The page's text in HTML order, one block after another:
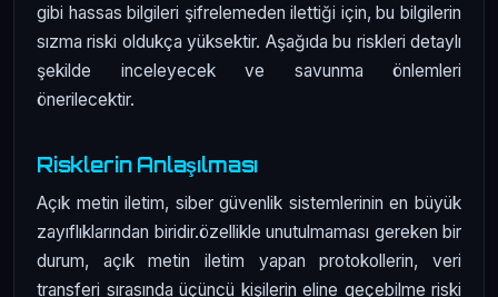
gibi hassas bilgileri şifrelemeden ilettiği için, bu bilgilerin
sızma riski oldukça yüksektir. Aşağıda bu riskleri detaylı
şekilde inceleyecek ve savunma önlemleri
önerilecektir.
Risklerin Anlaşılması
Açık metin iletim, siber güvenlik sistemlerinin en büyük
zayıflıklarından biridir.özellikle unutulmaması gereken bir
durum, açık metin iletim yapan protokollerin, veri
transferi sırasında üçüncü kişilerin eline geçebilme riski